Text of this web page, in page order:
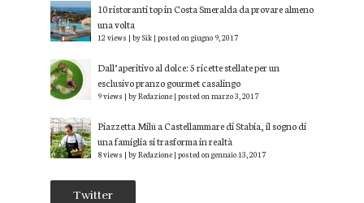
10 ristoranti top in Costa Smeralda da provare almeno
una volta
12 views |bySik |posted on giugno 9, 2017
Dall’aperitivo al dolce: 5 ricette stellate per un
esclusivo pranzo gourmet casalingo
9 views |byRedazione |posted on marzo 3, 2017
Piazzetta Milù a Castellammare di Stabia, il sogno di
una famiglia si trasforma in realtà
8 views |byRedazione |posted on gennaio 13, 2017
Twitter